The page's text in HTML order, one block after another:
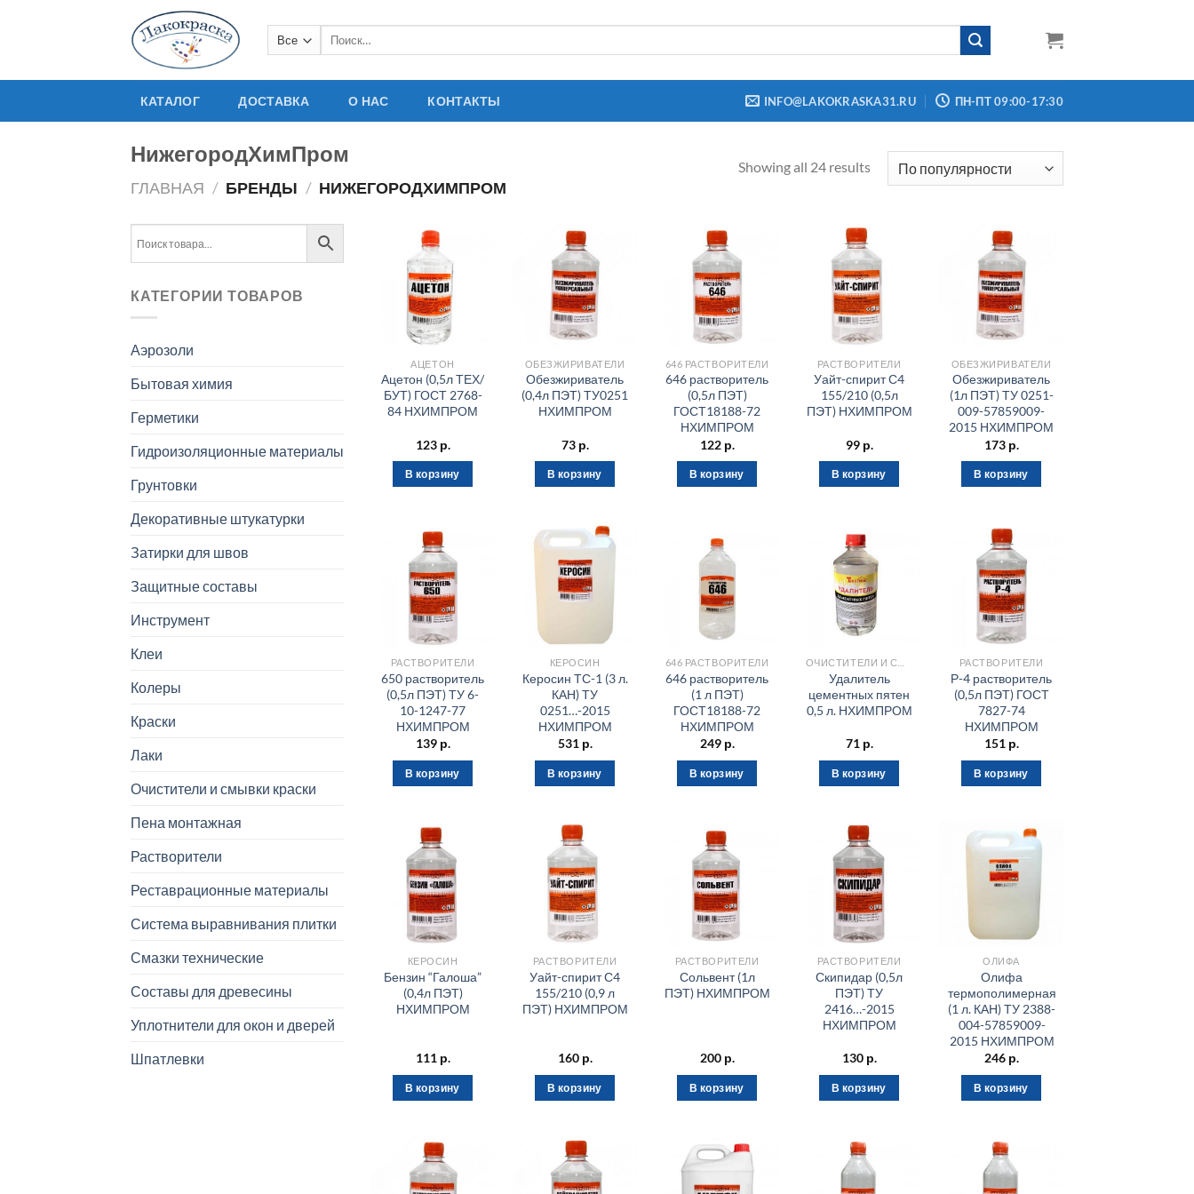
Искать:
КАТАЛОГ ДОСТАВКА О НАС КОНТАКТЫ INFO@LAKOKRASKA31.RU ПН-ПТ 09:00-17:30
НижегородХимПром
ГЛАВНАЯ / БРЕНДЫ / НИЖЕГОРОДХИМПРОМ
Showing all 24 results
КАТЕГОРИИ ТОВАРОВ
Аэрозоли
Бытовая химия
Герметики
Гидроизоляционные материалы
Грунтовки
Декоративные штукатурки
Затирки для швов
Защитные составы
Инструмент
Клеи
Колеры
Краски
Лаки
Очистители и смывки краски
Пена монтажная
Растворители
Реставрационные материалы
Система выравнивания плитки
Смазки технические
Составы для древесины
Уплотнители для окон и дверей
Шпатлевки
АЦЕТОН
Ацетон (0,5л ТЕХ/
БУТ) ГОСТ 2768-
84 НХИМПРОМ
123 р.
В корзину
ОБЕЗЖИРИВАТЕЛИ
Обезжириватель
(0,4л ПЭТ) ТУ0251
НХИМПРОМ
73 р.
В корзину
646 РАСТВОРИТЕЛИ
646 растворитель
(0,5л ПЭТ)
ГОСТ18188-72
НХИМПРОМ
122 р.
В корзину
РАСТВОРИТЕЛИ
Уайт-спирит С4
155/210 (0,5л
ПЭТ) НХИМПРОМ
99 р.
В корзину
ОБЕЗЖИРИВАТЕЛИ
Обезжириватель
(1л ПЭТ) ТУ 0251-
009-57859009-
2015 НХИМПРОМ
173 р.
В корзину
РАСТВОРИТЕЛИ
650 растворитель
(0,5л ПЭТ) ТУ 6-
10-1247-77
НХИМПРОМ
139 р.
В корзину
КЕРОСИН
Керосин ТС-1 (3 л.
КАН) ТУ
0251…-2015
НХИМПРОМ
531 р.
В корзину
646 РАСТВОРИТЕЛИ
646 растворитель
(1 л ПЭТ)
ГОСТ18188-72
НХИМПРОМ
249 р.
В корзину
Удалитель
цементных пятен
0,5 л. НХИМПРОМ
71 р.
В корзину
РАСТВОРИТЕЛИ
Р-4 растворитель
(0,5л ПЭТ) ГОСТ
7827-74
НХИМПРОМ
151 р.
В корзину
КЕРОСИН
Бензин “Галоша”
(0,4л ПЭТ)
НХИМПРОМ
111 р.
В корзину
РАСТВОРИТЕЛИ
Уайт-спирит С4
155/210 (0,9 л
ПЭТ) НХИМПРОМ
160 р.
В корзину
РАСТВОРИТЕЛИ
Сольвент (1л
ПЭТ) НХИМПРОМ
200 р.
В корзину
РАСТВОРИТЕЛИ
Скипидар (0,5л
ПЭТ) ТУ
2416…-2015
НХИМПРОМ
130 р.
В корзину
ОЛИФА
Олифа
термополимерная
(1 л. КАН) ТУ 2388-
004-57859009-
2015 НХИМПРОМ
246 р.
В корзину